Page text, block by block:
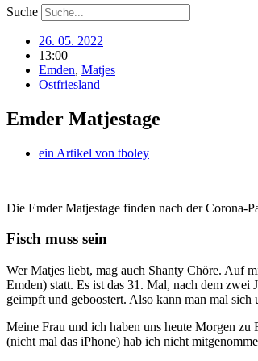
Suche
26. 05. 2022
13:00
Emden, Matjes
Ostfriesland
Emder Matjestage
ein Artikel von tboley
Die Emder Matjestage finden nach der Corona-
Fisch muss sein
Wer Matjes liebt, mag auch Shanty Chöre. Auf
Emden) statt. Es ist das 31. Mal, nach dem
geimpft und geboostert. Also kann man mal
Meine Frau und ich haben uns heute Morgen
(nicht mal das iPhone) hab ich nicht